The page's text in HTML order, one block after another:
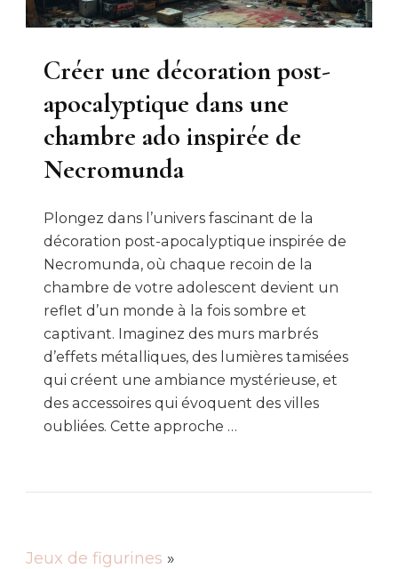
Créer une décoration post-
apocalyptique dans une
chambre ado inspirée de
Necromunda
Plongez dans l’univers fascinant de la
décoration post-apocalyptique inspirée de
Necromunda, où chaque recoin de la
chambre de votre adolescent devient un
reflet d’un monde à la fois sombre et
captivant. Imaginez des murs marbrés
d’effets métalliques, des lumières tamisées
qui créent une ambiance mystérieuse, et
des accessoires qui évoquent des villes
oubliées. Cette approche …
Jeux de figurines »